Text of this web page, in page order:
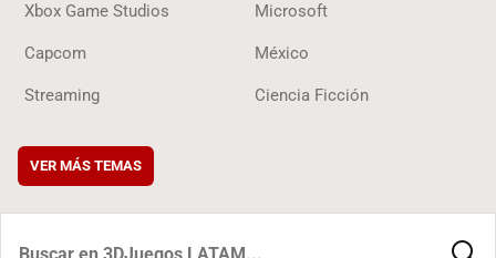
Xbox Game Studios Microsoft
Capcom México
Streaming Ciencia Ficción
VER MÁS TEMAS